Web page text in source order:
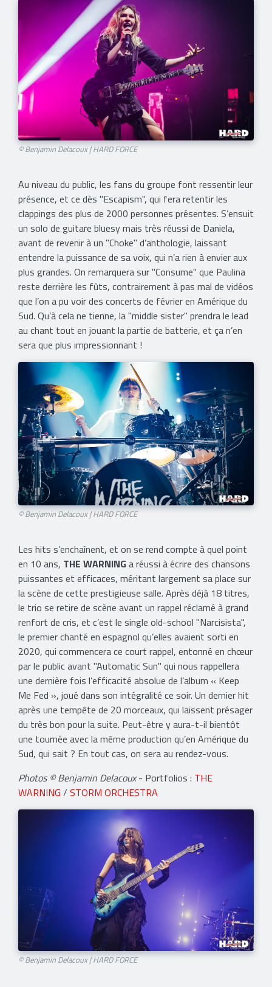
© Benjamin Delacoux | HARD FORCE
Au niveau du public, les fans du groupe font ressentir leur
présence, et ce dès "Escapism", qui fera retentir les
clappings des plus de 2000 personnes présentes. S’ensuit
un solo de guitare bluesy mais très réussi de Daniela,
avant de revenir à un "Choke" d’anthologie, laissant
entendre la puissance de sa voix, qui n’a rien à envier aux
plus grandes. On remarquera sur "Consume" que Paulina
reste derrière les fûts, contrairement à pas mal de vidéos
que l’on a pu voir des concerts de février en Amérique du
Sud. Qu’à cela ne tienne, la "middle sister" prendra le lead
au chant tout en jouant la partie de batterie, et ça n’en
sera que plus impressionnant !
© Benjamin Delacoux | HARD FORCE
Les hits s’enchaînent, et on se rend compte à quel point
en 10 ans, THE WARNINGa réussi à écrire des chansons
puissantes et efficaces, méritant largement sa place sur
la scène de cette prestigieuse salle. Après déjà 18 titres,
le trio se retire de scène avant un rappel réclamé à grand
renfort de cris, et c’est le single old-school "Narcisista",
le premier chanté en espagnol qu’elles avaient sorti en
2020, qui commencera ce court rappel, entonné en chœur
par le public avant "Automatic Sun" qui nous rappellera
une dernière fois l’efficacité absolue de l’album « Keep
Me Fed », joué dans son intégralité ce soir. Un dernier hit
après une tempête de 20 morceaux, qui laissent présager
du très bon pour la suite. Peut-être y aura-t-il bientôt
une tournée avec la même production qu’en Amérique du
Sud, qui sait ? En tout cas, on sera au rendez-vous.
Photos © Benjamin Delacoux- Portfolios : THE
WARNING / STORM ORCHESTRA
© Benjamin Delacoux | HARD FORCE